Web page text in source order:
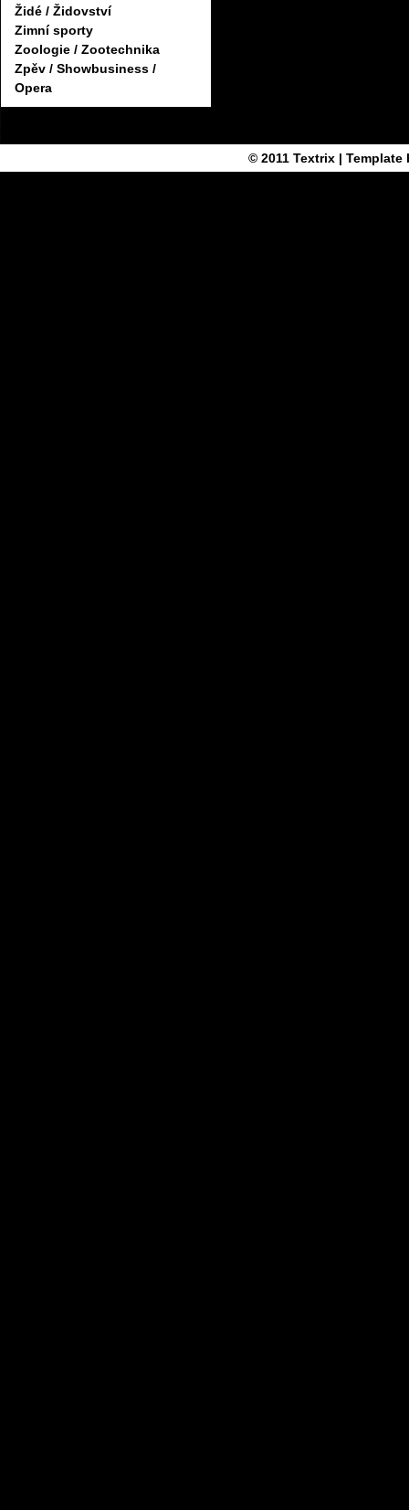
Židé / Židovství
Zimní sporty
Zoologie / Zootechnika
Zpěv / Showbusiness /
Opera
© 2011 Textrix| Template